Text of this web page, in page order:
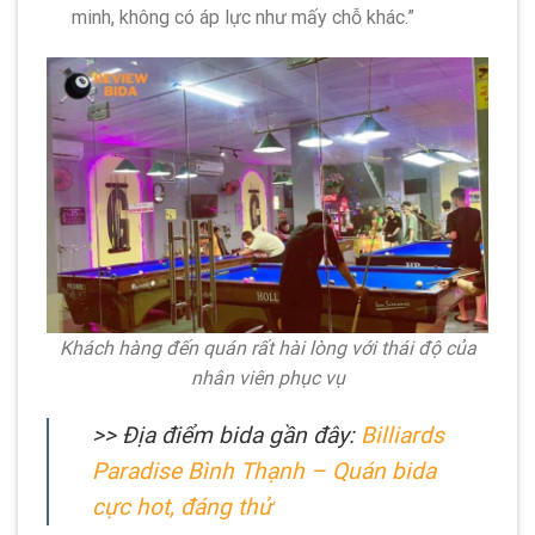
minh, không có áp lực như mấy chỗ khác.”
Khách hàng đến quán rất hài lòng với thái độ của
nhân viên phục vụ
>> Địa điểm bida gần đây: Billiards
Paradise Bình Thạnh – Quán bida
cực hot, đáng thử